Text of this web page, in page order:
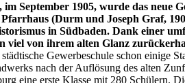
September 1905, wurde das neue
(Durm und Joseph Graf,
in Südbaden. Dank einer
viel von ihrem alten Glanz
Gewerbeschule schon einige
nach der Auflösung des alten
eine erste Klasse mit 280 Schülern.